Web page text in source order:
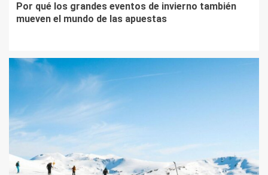
Por qué los grandes eventos de invierno también
mueven el mundo de las apuestas